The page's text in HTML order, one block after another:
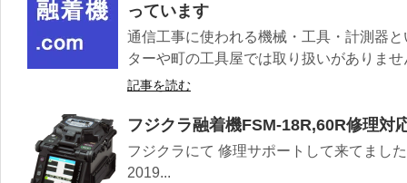
っています
通信工事に使われる機械・工具・計測器
ターや町の工具屋では取り扱いがありま
記事を読む
フジクラ融着機FSM-18R,60R修理対
フジクラにて 修理サポートして来てま
2019...